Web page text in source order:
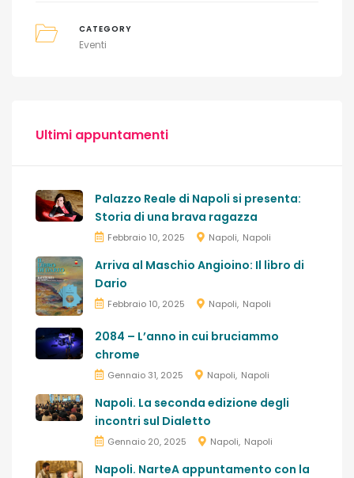
CATEGORY
Eventi
Ultimi appuntamenti
Palazzo Reale di Napoli si presenta:
Storia di una brava ragazza
Febbraio 10, 2025 Napoli Napoli
Arriva al Maschio Angioino: Il libro di
Dario
Febbraio 10, 2025 Napoli Napoli
2084 – L’anno in cui bruciammo
chrome
Gennaio 31, 2025 Napoli Napoli
Napoli. La seconda edizione degli
incontri sul Dialetto
Gennaio 20, 2025 Napoli Napoli
Napoli. NarteA appuntamento con la